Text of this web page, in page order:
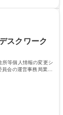
できます。 募
◆残業少なめ◆
レクトに実感で
フバランスを保
かし、長期的な
援します。 学
力： 資格：日商
スクワーク
所等個人情報の変更シ
会の運営事務局業務